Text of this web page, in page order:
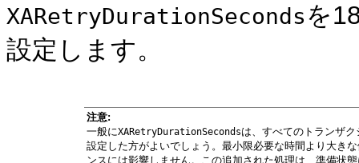
XARetryDurationSecondsを
設定します。
注意:
一般にXARetryDurationSecondsは、すべてのトランザ
設定した方がよいでしょう。最小限必要な時間より大き
ンスには影響しません。この追加された処理は、準備状